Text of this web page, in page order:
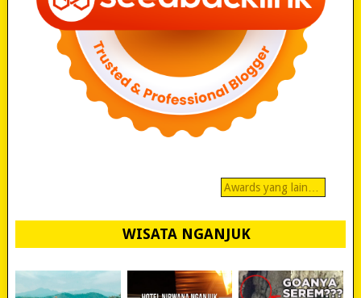
Awards yang lain…
WISATA NGANJUK